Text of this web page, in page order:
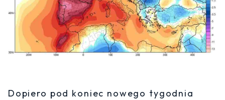
Dopiero pod koniec nowego tygodnia